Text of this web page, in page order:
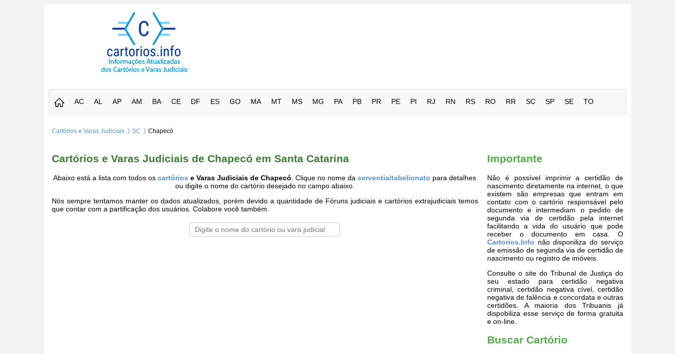
AC AL AP AM BA CE DF ES GO MA MT MS MG PA PB PR PE PI RJ RN RS RO RR SC SP SE TO
Cartórios e Varas Judiciais SC Chapecó
Cartórios e Varas Judiciais de Chapecó em Santa Catarina
Abaixo está a lista com todos oscartórios e Varas Judiciais de Chapecó . Clique no nome daserventia/tabelionato para detalhes
ou digite o nome do cartório desejado no campo abaixo.
Nós sempre tentamos manter os dados atualizados, porém devido a quantidade de Fóruns judiciais e cartórios extrajudiciais temos
que contar com a partificação dos usuários. Colabore você também.
Importante
Não é possível imprimir a certidão de
nascimento diretamente na internet, o que
existem são empresas que entram em
contato com o cartório responsável pelo
documento e intermediam o pedido de
segunda via de certidão pela internet
facilitando a vida do usuário que pode
receber o documento em casa. O
Cartorios.Info não disponiliza do serviço
de emissão de segunda via de certidão de
nascimento ou registro de imóveis.
Consulte o site do Tribunal de Justiça do
seu estado para certidão negativa
criminal, certidão negativa cível, certidão
negativa de falência e concordata e outras
certidões. A maioria dos Tribuanis já
dispobiliza esse serviço de forma gratuita
e on-line.
Buscar Cartório